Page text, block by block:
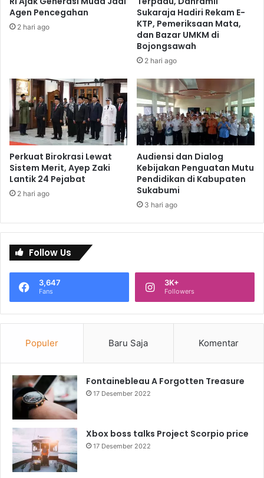
Agen Pencegahan
2 hari ago
Sukaraja Hadiri Rekam E-
KTP, Pemeriksaan Mata,
dan Bazar UMKM di
Bojongsawah
2 hari ago
Perkuat Birokrasi Lewat
Sistem Merit, Ayep Zaki
Lantik 24 Pejabat
2 hari ago
Audiensi dan Dialog
Kebijakan Penguatan Mutu
Pendidikan di Kabupaten
Sukabumi
3 hari ago
Follow Us
3,647
Fans
3K+
Followers
Populer Baru Saja Komentar
Fontainebleau A Forgotten Treasure
17 Desember 2022
Xbox boss talks Project Scorpio price
17 Desember 2022